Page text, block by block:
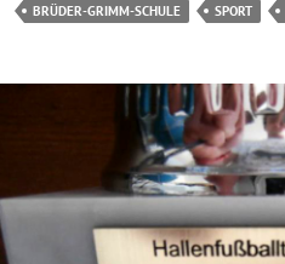
BRÜDER-GRIMM-SCHULE SPORT